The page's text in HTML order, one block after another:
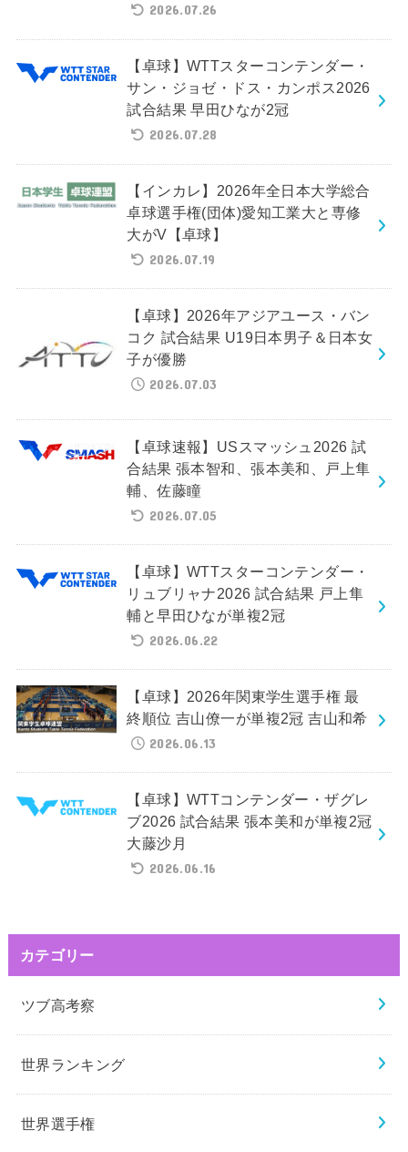
2026.07.26
【卓球】WTTスターコンテンダー・
サン・ジョゼ・ドス・カンポス2026
試合結果 早田ひなが2冠
2026.07.28
【インカレ】2026年全日本大学総合
卓球選手権(団体)愛知工業大と専修
大がV【卓球】
2026.07.19
【卓球】2026年アジアユース・バン
コク 試合結果 U19日本男子＆日本女
子が優勝
2026.07.03
【卓球速報】USスマッシュ2026 試
合結果 張本智和、張本美和、戸上隼
輔、佐藤瞳
2026.07.05
【卓球】WTTスターコンテンダー・
リュブリャナ2026 試合結果 戸上隼
輔と早田ひなが単複2冠
2026.06.22
【卓球】2026年関東学生選手権 最
終順位 吉山僚一が単複2冠 吉山和希
2026.06.13
【卓球】WTTコンテンダー・ザグレ
ブ2026 試合結果 張本美和が単複2冠
大藤沙月
2026.06.16
カテゴリー
ツブ高考察
世界ランキング
世界選手権